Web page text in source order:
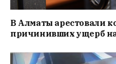
В Алматы арестовали
причинивших ущерб на